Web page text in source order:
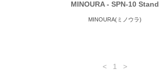
MINOURA - SPN-10 Stand
MINOURA(ミノウラ)
< 1 >